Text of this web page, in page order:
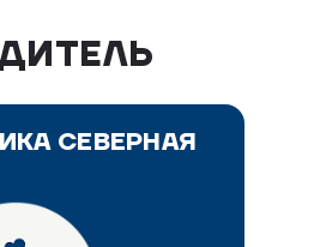
СЕВЕРНАЯ